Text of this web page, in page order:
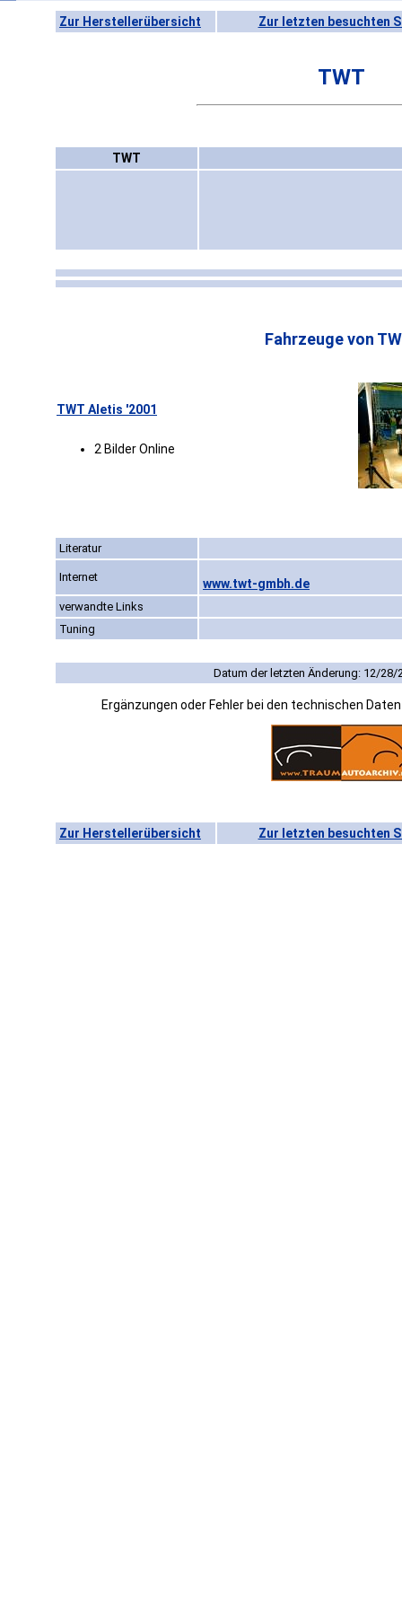
Zur Herstellerübersicht Zur letzten besuchten
TWT
TWT
Fahrzeuge von
TWT Aletis '2001
2 Bilder Online
Literatur
Internet www.twt-gmbh.de
verwandte Links
Tuning
Datum der letzten Änderung: 12/28/
Ergänzungen oder Fehler bei den technischen
Zur Herstellerübersicht Zur letzten besuchten